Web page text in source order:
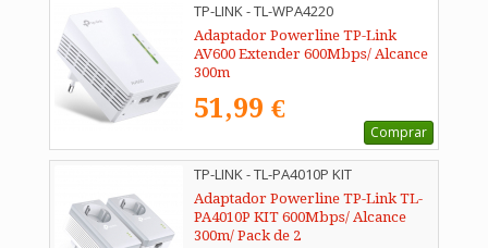
TP-LINK - TL-WPA4220
Adaptador Powerline TP-Link
AV600 Extender 600Mbps/ Alcance
300m
51,99 €
Comprar
TP-LINK - TL-PA4010P KIT
Adaptador Powerline TP-Link TL-
PA4010P KIT 600Mbps/ Alcance
300m/ Pack de 2